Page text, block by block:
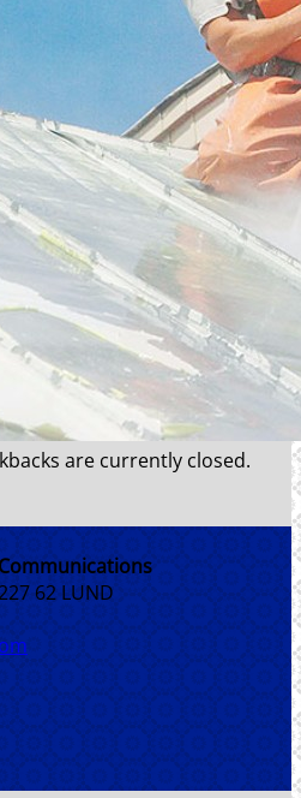
are currently closed.
Communications
62 LUND